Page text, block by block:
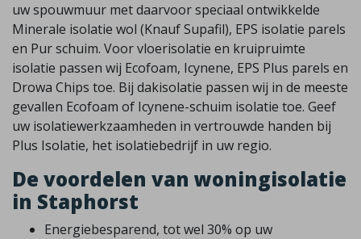
uw spouwmuur met daarvoor speciaal ontwikkelde
Minerale isolatie wol (Knauf Supafil), EPS isolatie parels
en Pur schuim. Voor vloerisolatie en kruipruimte
isolatie passen wij Ecofoam, Icynene, EPS Plus parels en
Drowa Chips toe. Bij dakisolatie passen wij in de meeste
gevallen Ecofoam of Icynene-schuim isolatie toe. Geef
uw isolatiewerkzaamheden in vertrouwde handen bij
Plus Isolatie, het isolatiebedrijf in uw regio.
De voordelen van woningisolatie
in Staphorst
Energiebesparend, tot wel 30% op uw